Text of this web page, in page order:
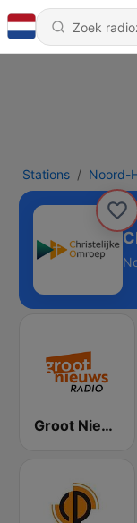
Stations Noord-
Groot Nieuws Radio